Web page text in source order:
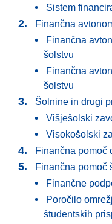
Sistem
Finančna
Finančna
šolstvu
Finančna
šolstvu
Šolnine in drugi
Višješolski
Visokošolski
Finančna pomoč
Finančna pomoč
Finančne
Poročilo
študentskih